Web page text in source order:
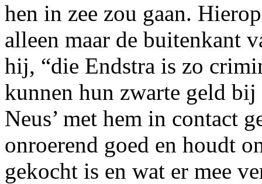
hen in zee zou gaan.
alleen maar de buitenkant
hij, “die Endstra is zo
kunnen hun zwarte geld
Neus’ met hem in contact
onroerend goed en houdt
gekocht is en wat er mee